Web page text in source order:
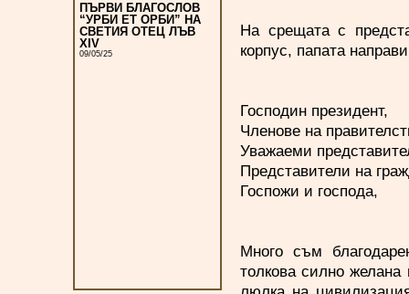
ПЪРВИ БЛАГОСЛОВ
“УРБИ ЕТ ОРБИ” НА
СВЕТИЯ ОТЕЦ ЛЪВ
XIV
09/05/25
На срещата с
корпус, папата
Господин президент,
Членове на
Уважаеми
Представители на
Госпожи и господа,
Много съм
толкова силно